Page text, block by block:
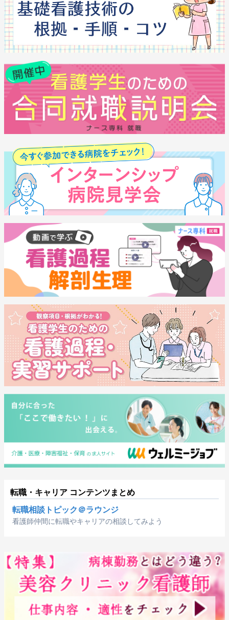
転職・キャリア コンテンツまとめ
転職相談トピック＠ラウンジ
看護師仲間に転職やキャリアの相談してみよう